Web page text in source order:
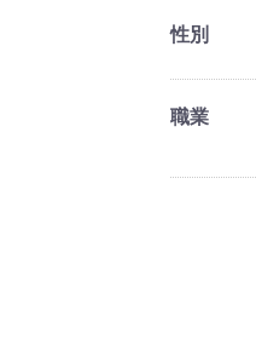
性別
職業